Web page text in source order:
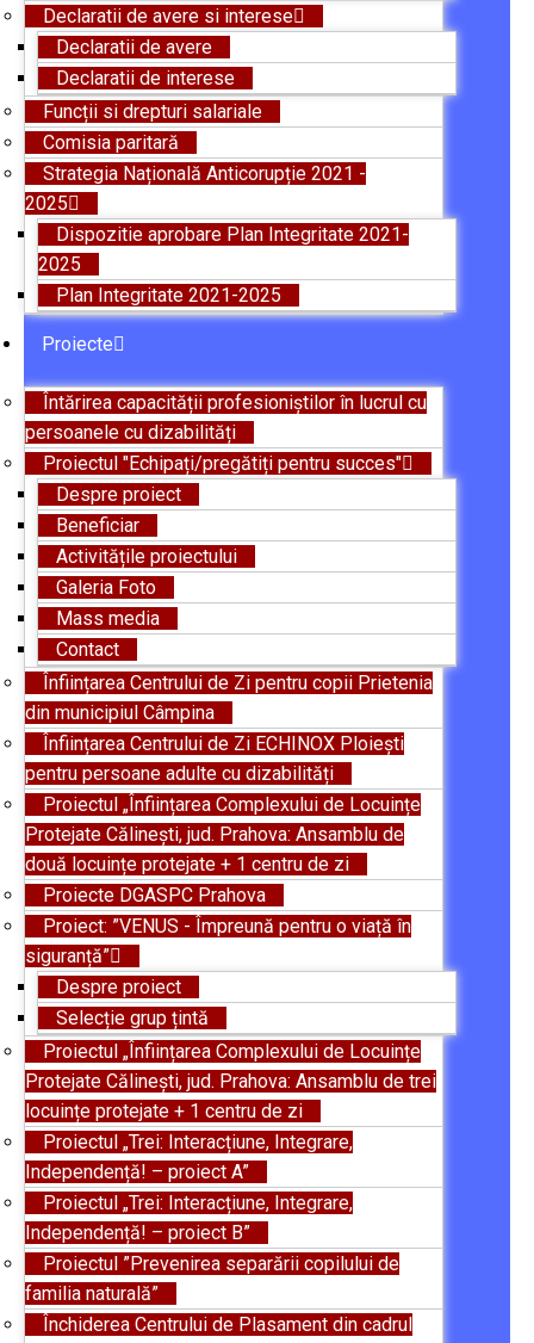
Declaratii de avere si interese
Declaratii de avere
Declaratii de interese
Funcții si drepturi salariale
Comisia paritară
Strategia Națională Anticorupție 2021 -
2025
Dispozitie aprobare Plan Integritate 2021-
2025
Plan Integritate 2021-2025
Proiecte
Întărirea capacității profesioniștilor în lucrul cu
persoanele cu dizabilități
Proiectul "Echipați/pregătiți pentru succes"
Despre proiect
Beneficiar
Activitățile proiectului
Galeria Foto
Mass media
Contact
Înființarea Centrului de Zi pentru copii Prietenia
din municipiul Câmpina
Înființarea Centrului de Zi ECHINOX Ploiești
pentru persoane adulte cu dizabilități
Proiectul „Înființarea Complexului de Locuințe
Protejate Călinești, jud. Prahova: Ansamblu de
două locuințe protejate + 1 centru de zi
Proiecte DGASPC Prahova
Proiect: ”VENUS - Împreună pentru o viață în
siguranță”
Despre proiect
Selecție grup țintă
Proiectul „Înființarea Complexului de Locuințe
Protejate Călinești, jud. Prahova: Ansamblu de trei
locuințe protejate + 1 centru de zi
Proiectul „Trei: Interacțiune, Integrare,
Independență! – proiect A”
Proiectul „Trei: Interacțiune, Integrare,
Independență! – proiect B”
Proiectul ”Prevenirea separării copilului de
familia naturală”
Închiderea Centrului de Plasament din cadrul